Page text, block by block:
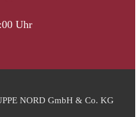
Uhr
NORD GmbH & Co. KG